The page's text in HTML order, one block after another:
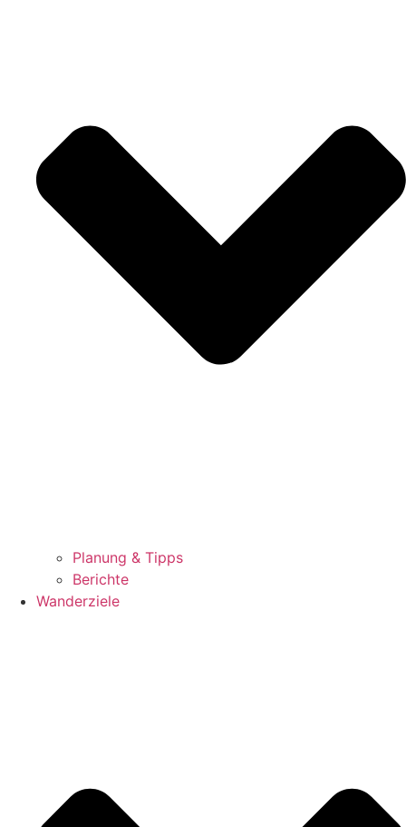
Planung & Tipps
Berichte
Wanderziele